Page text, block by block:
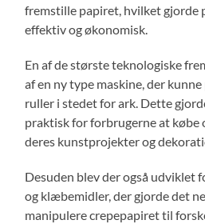
fremstille papiret, hvilket gjorde
effektiv og økonomisk.
En af de største teknologiske
af en ny type maskine, der
ruller i stedet for ark. Dette
praktisk for forbrugerne at købe
deres kunstprojekter og
Desuden blev der også udviklet
og klæbemidler, der gjorde det
manipulere crepepapiret til